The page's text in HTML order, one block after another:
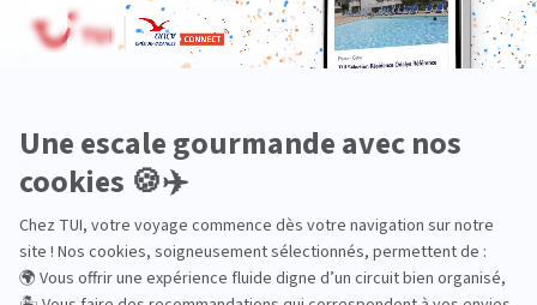
Aventure
Bien-être
Circuits privés